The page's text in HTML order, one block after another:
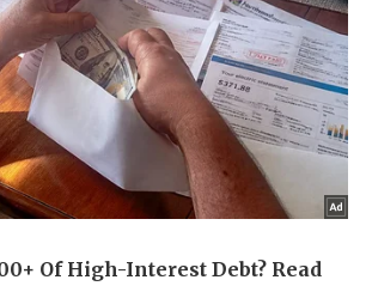
Quân sự - Quốc phòng
Vũ khí
Việt Nam
Phân tích